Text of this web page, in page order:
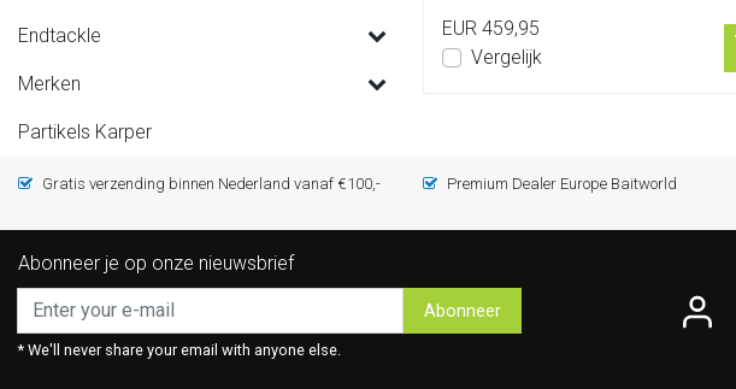
Endtackle
Merken
Partikels Karper
EUR 459,95
Vergelijk
Gratis verzending binnen Nederland vanaf €100,- Premium Dealer Europe Baitworld
Abonneer je op onze nieuwsbrief
Abonneer
* We'll never share your email with anyone else.